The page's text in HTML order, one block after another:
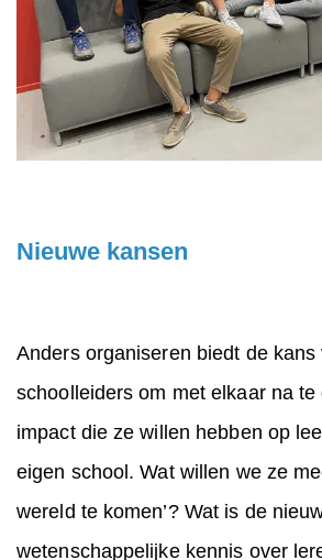
Nieuwe kansen
Anders organiseren biedt de
schoolleiders om met elkaar na
impact die ze willen hebben op
eigen school. Wat willen we ze
wereld te komen’? Wat is de
wetenschappelijke kennis over